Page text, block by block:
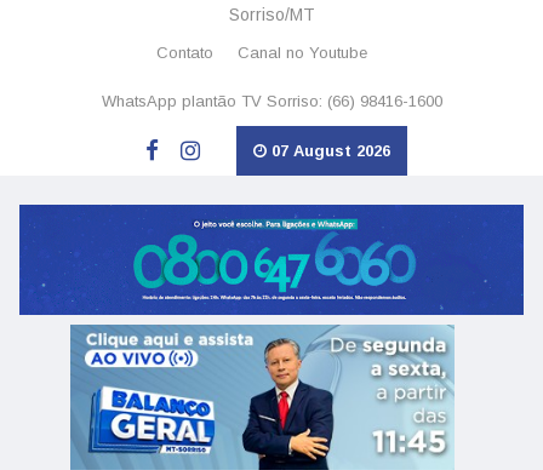
Sorriso/MT
Contato Canal no Youtube
WhatsApp plantão TV Sorriso: (66) 98416-1600
07 August 2026